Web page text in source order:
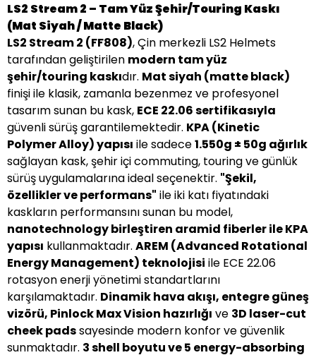
LS2 Stream 2 – Tam Yüz Şehir/Touring Kaskı
(Mat Siyah / Matte Black)
LS2 Stream 2 (FF808), Çin merkezli LS2 Helmets
tarafından geliştirilen modern tam yüz
şehir/touring kaskıdır. Mat siyah (matte black)
finişi ile klasik, zamanla bezenmez ve profesyonel
tasarım sunan bu kask, ECE 22.06 sertifikasıyla
güvenli sürüş garantilemektedir. KPA (Kinetic
Polymer Alloy) yapısı ile sadece1.550g ± 50g ağırlık
sağlayan kask, şehir içi commuting, touring ve günlük
sürüş uygulamalarına ideal seçenektir. "Şekil,
özellikler ve performans" ile iki katı fiyatındaki
kaskların performansını sunan bu model,
nanotechnology birleştiren aramid fiberler ile KPA
yapısı kullanmaktadır. AREM (Advanced Rotational
Energy Management) teknolojisi ile ECE 22.06
rotasyon enerji yönetimi standartlarını
karşılamaktadır. Dinamik hava akışı, entegre güneş
vizörü, Pinlock Max Vision hazırlığı ve 3D laser-cut
cheek padssayesinde modern konfor ve güvenlik
sunmaktadır. 3 shell boyutu ve 5 energy-absorbing